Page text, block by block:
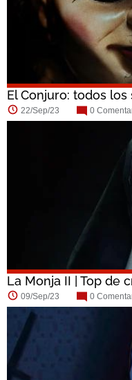
El Conjuro: todos los
22/Sep/23 0
La Monja II | Top de
09/Sep/23 0